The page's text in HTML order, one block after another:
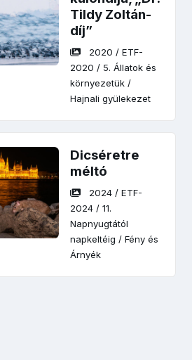
Tildy Zoltán-
díj”
2020 / ETF-
2020 / 5. Állatok és
környezetük/
Hajnali gyülekezet
Dicséretre
méltó
2024/ ETF-
2024/ 11.
Napnyugtától
napkeltéig / Fény és
Árnyék